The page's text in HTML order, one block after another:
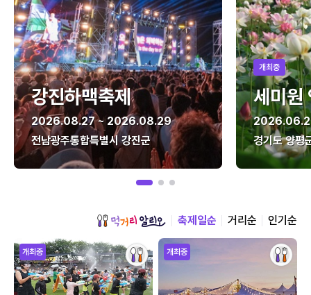
강진하맥축제
2026.08.27 ~ 2026.08.29
전남광주통합특별시 강진군
개최중
세미원
경기도 양평
축제일순 거리순 인기순
개최중 개최중